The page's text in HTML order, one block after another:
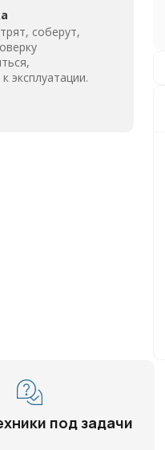
соберут,
эксплуатации.
под задачи